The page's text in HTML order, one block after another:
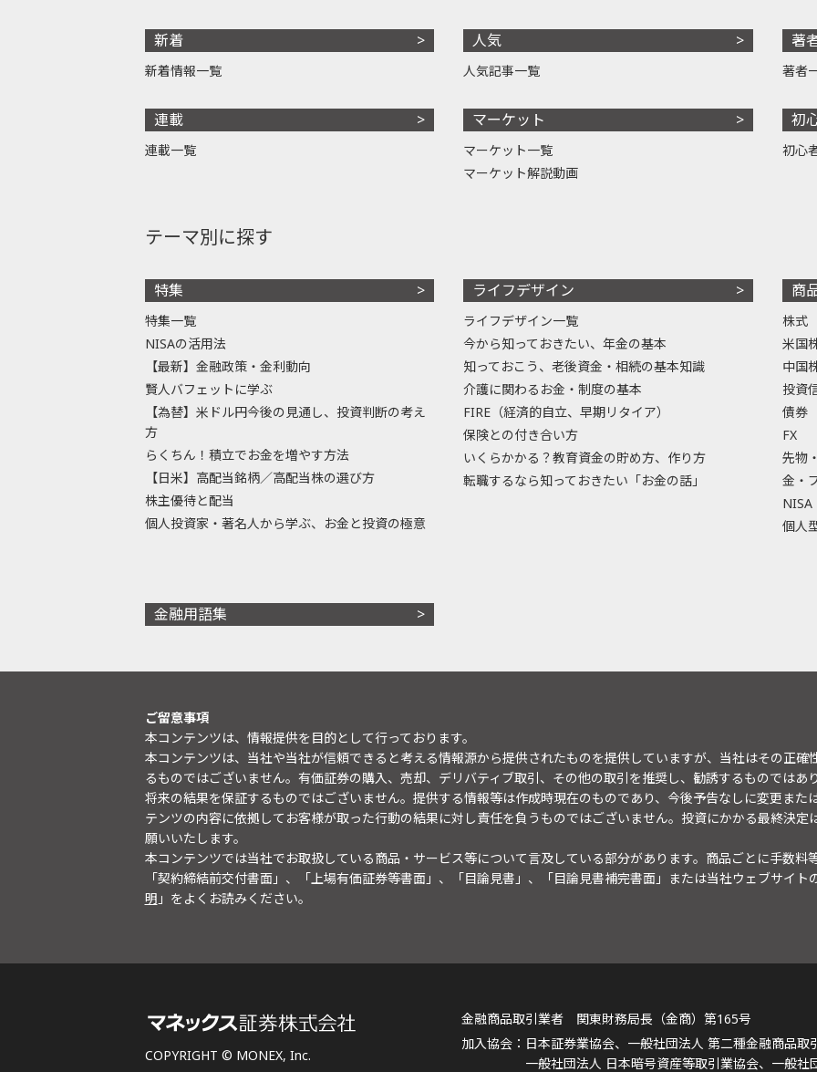
新着
新着情報一覧
連載
連載一覧
人気
人気記事一覧
マーケット
マーケット一覧
マーケット解説動画
著
著者
初
初心
テーマ別に探す
特集
特集一覧
NISAの活用法
【最新】金融政策・金利動向
賢人バフェットに学ぶ
【為替】米ドル円今後の見通し、投資判断の考え
方
らくちん！積立でお金を増やす方法
【日米】高配当銘柄／高配当株の選び方
株主優待と配当
個人投資家・著名人から学ぶ、お金と投資の極意
ライフデザイン
ライフデザイン一覧
今から知っておきたい、年金の基本
知っておこう、老後資金・相続の基本知識
介護に関わるお金・制度の基本
FIRE（経済的自立、早期リタイア）
保険との付き合い方
いくらかかる？教育資金の貯め方、作り方
転職するなら知っておきたい「お金の話」
商
株式
米国
中国
投資
債券
FX
先物
金・
NISA
個人
金融用語集
ご留意事項
本コンテンツは、情報提供を目的として行っております。
本コンテンツは、当社や当社が信頼できると考える情報源から提供されたものを提供していますが、当社はその正
るものではございません。有価証券の購入、売却、デリバティブ取引、その他の取引を推奨し、勧誘するものではあ
将来の結果を保証するものではございません。提供する情報等は作成時現在のものであり、今後予告なしに変更また
テンツの内容に依拠してお客様が取った行動の結果に対し責任を負うものではございません。投資にかかる最終決
願いいたします。
本コンテンツでは当社でお取扱している商品・サービス等について言及している部分があります。商品ごとに手数料
「契約締結前交付書面」、「上場有価証券等書面」、「目論見書」、「目論見書補完書面」または当社ウェブサイト
明 」をよくお読みください。
COPYRIGHT © MONEX, Inc.
金融商品取引業者 関東財務局長（金商）第165号
日本証券業協会、一般社団法人 第二種金融商品取
一般社団法人 日本暗号資産等取引業協会、一般社